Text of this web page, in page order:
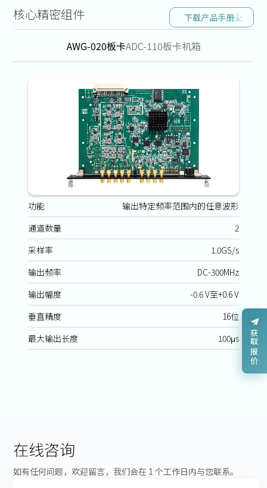
核心精密组件 下载产品手册
AWG-020板卡ADC-110板卡机箱
功能
输出特定频率范围内的任意波形
通道数量
2
采样率
1.0GS/s
输出频率
DC-300MHz
输出幅度
-0.6 V至+0.6 V
垂直精度
16位
最大输出长度
100μs
在线咨询
如有任何问题，欢迎留言，我们会在 1 个工作日内与您联系。
获取报价